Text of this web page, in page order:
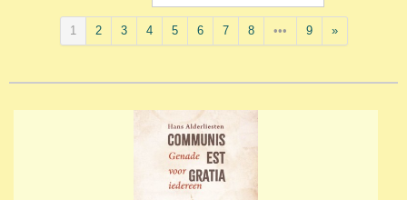
1 2 3 4 5 6 7 8 ••• 9 »